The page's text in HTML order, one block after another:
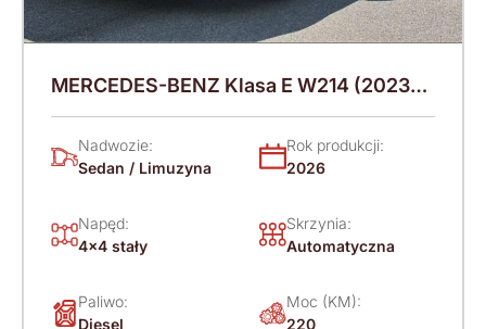
MERCEDES-BENZ Klasa E W214 (2023-)
220 KM (2026)
Nadwozie:
Sedan / Limuzyna
Rok produkcji:
2026
Napęd:
4x4 stały
Skrzynia:
Automatyczna
Paliwo:
Diesel
Moc (KM):
220